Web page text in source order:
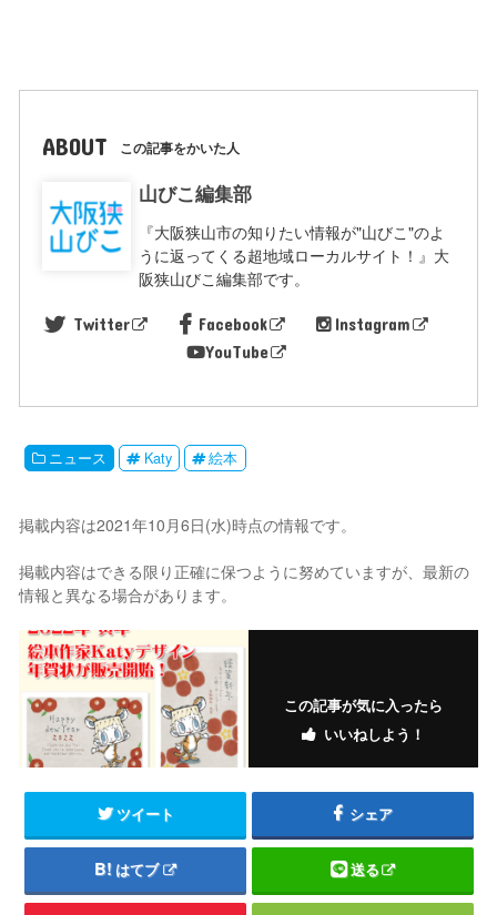
ABOUT この記事をかいた人
山びこ編集部
『大阪狭山市の知りたい情報が"山びこ"のよ
うに返ってくる超地域ローカルサイト！』大
阪狭山びこ編集部です。
Twitter Facebook
Instagram
YouTube
ニュース Katy 絵本
掲載内容は2021年10月6日(水)時点の情報です。
掲載内容はできる限り正確に保つように努めていますが、最新の
情報と異なる場合があります。
この記事が気に入ったら
いいねしよう！
ツイート シェア
はてブ 送る